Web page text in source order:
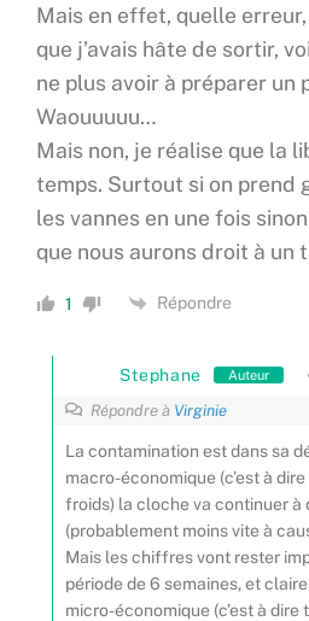
Mais en effet, quelle erreur,
que j’avais hâte de sortir,
ne plus avoir à préparer un
Waouuuuu…
Mais non, je réalise que la
temps. Surtout si on prend
les vannes en une fois
que nous aurons droit à un
1 Répondre
Stephane Auteur
Répondre à Virginie
La contamination est dans sa
macro-économique (c’est à
froids) la cloche va continuer à
(probablement moins vite à
Mais les chiffres vont rester
période de 6 semaines, et
micro-économique (c’est à dire